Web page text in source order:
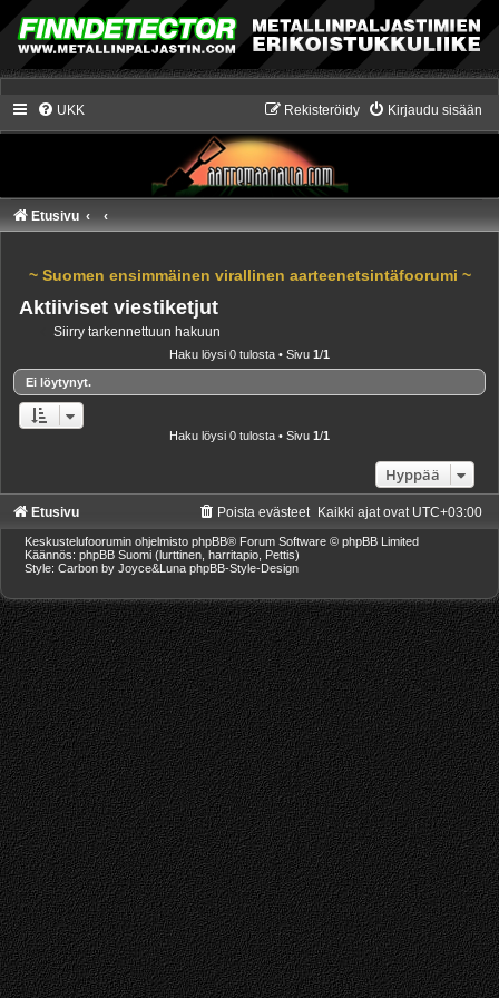
UKK Kirjaudu sisään
Rekisteröidy
Etusivu
~ Suomen ensimmäinen virallinen aarteenetsintäfoorumi ~
Aktiiviset viestiketjut
Siirry tarkennettuun hakuun
Haku löysi 0 tulosta • Sivu 1/1
Ei löytynyt.
Haku löysi 0 tulosta • Sivu 1/1
Hyppää
Etusivu Kaikki ajat ovat UTC+03:00
Poista evästeet
Keskustelufoorumin ohjelmisto phpBB® Forum Software © phpBB Limited
Käännös: phpBB Suomi (lurttinen, harritapio, Pettis)
Style: Carbon by Joyce&Luna phpBB-Style-Design